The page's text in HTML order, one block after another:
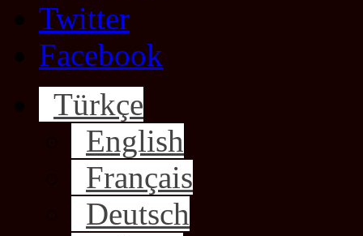
Twitter
Facebook
Türkçe
English
Français
Deutsch